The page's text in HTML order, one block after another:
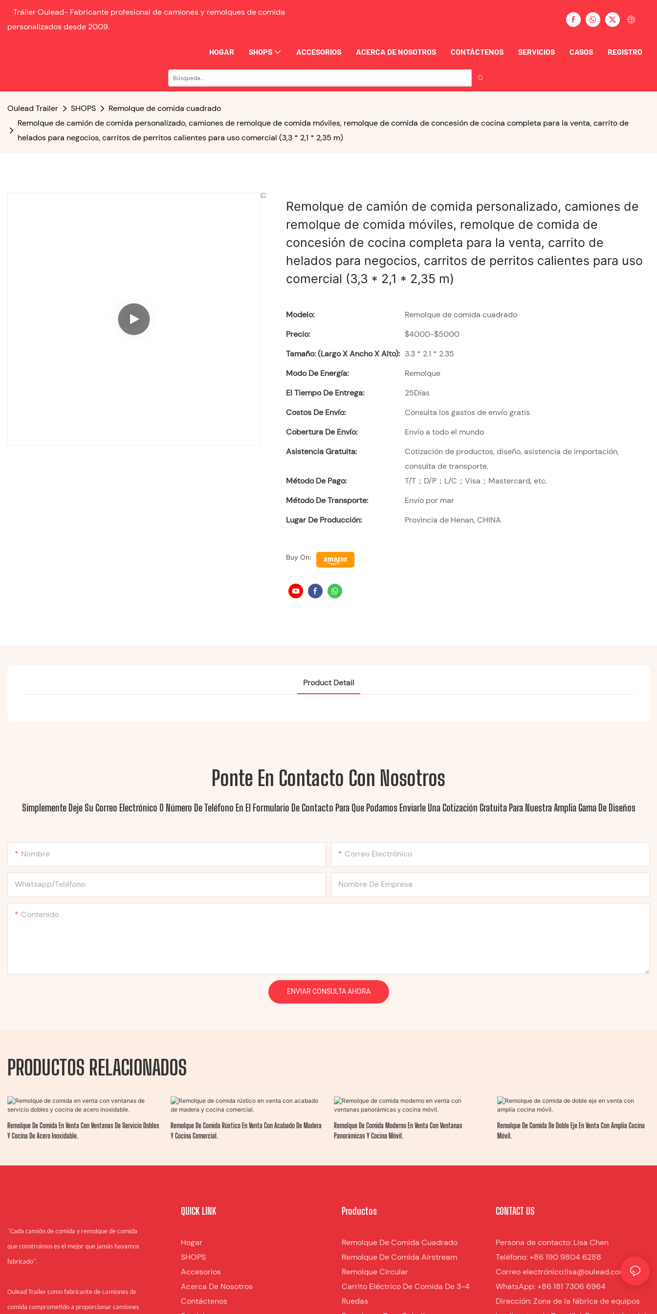
Tráiler Oulead- Fabricante profesional de camiones y remolques de comida
personalizados desde 2009.
HOGAR SHOPS ACCESORIOS ACERCA DE NOSOTROS CONTÁCTENOS SERVICIOS CASOS REGISTRO
Oulead Trailer SHOPS
Remolque de comida cuadrado
Remolque de camión de comida personalizado, camiones de remolque de comida móviles, remolque de comida de concesión de cocina completa para la venta, carrito de
helados para negocios, carritos de perritos calientes para uso comercial (3,3 * 2,1 * 2,35 m)
Remolque de camión de comida personalizado, camiones de
remolque de comida móviles, remolque de comida de
concesión de cocina completa para la venta, carrito de
helados para negocios, carritos de perritos calientes para uso
comercial (3,3 * 2,1 * 2,35 m)
Modelo:
Remolque de comida cuadrado
Precio:
$4000-$5000
Tamaño: (largo X Ancho X Alto): 3.3 * 2.1 * 2.35
Modo De Energía:
Remolque
El Tiempo De Entrega:
25Días
Costos De Envío:
Consulta los gastos de envío gratis
Cobertura De Envío:
Envío a todo el mundo
Asistencia Gratuita:
Cotización de productos, diseño, asistencia de importación,
consulta de transporte.
Método De Pago:
T/T；D/P；L/C；Visa；Mastercard, etc.
Método De Transporte:
Envío por mar
Lugar De Producción:
Provincia de Henan, CHINA
Buy On:
Product Detail
Ponte En Contacto Con Nosotros
Simplemente Deje Su Correo Electrónico O Número De Teléfono En El Formulario De Contacto Para Que Podamos Enviarle Una Cotización Gratuita Para Nuestra Amplia Gama De Diseños
Nombre Correo Electrónico
Whatsapp/Teléfono Nombre De Empresa
Contenido
ENVIAR CONSULTA AHORA
PRODUCTOS RELACIONADOS
Remolque De Comida En Venta Con Ventanas De Servicio Dobles
Y Cocina De Acero Inoxidable.
Remolque De Comida Rústico En Venta Con Acabado De Madera
Y Cocina Comercial.
Remolque De Comida Moderno En Venta Con Ventanas
Panorámicas Y Cocina Móvil.
Remolque De Comida De Doble Eje En Venta Con Amplia Cocina
Móvil.
"Cada camión de comida y remolque de comida
que construimos es el mejor que jamás hayamos
fabricado".
Oulead Trailer como fabricante de camiones de
comida comprometido a proporcionar camiones
QUICK LINK
Hogar
SHOPS
Accesorios
Acerca De Nosotros
Contáctenos
Productos
Remolque De Comida Cuadrado
Remolque De Comida Airstream
Remolque Circular
Carrito Eléctrico De Comida De 3-4
Ruedas
CONTACT US
Persona de contacto: Lisa Chen
Teléfono: +86 190 9804 6288
Correo electrónico:lisa@oulead.com
WhatsApp: +86 181 7306 6964
Dirección: Zona de la fábrica de equipos